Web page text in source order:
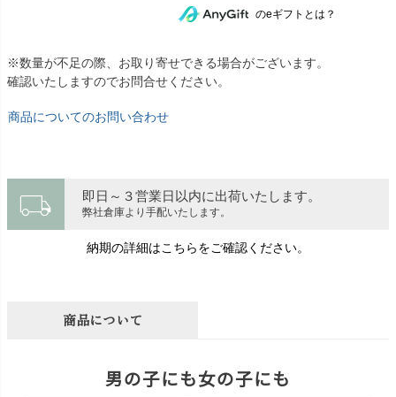
のeギフトとは？
※数量が不足の際、お取り寄せできる場合がございます。
確認いたしますのでお問合せください。
商品についてのお問い合わせ
local_shipping 即日～３営業日以内に出荷いたします。
弊社倉庫より手配いたします。
納期の詳細はこちらをご確認ください。
商品について
男の子にも女の子にも